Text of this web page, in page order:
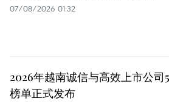
07/08/2026 01:32
2026年越南诚信与高效上市公司
榜单正式发布